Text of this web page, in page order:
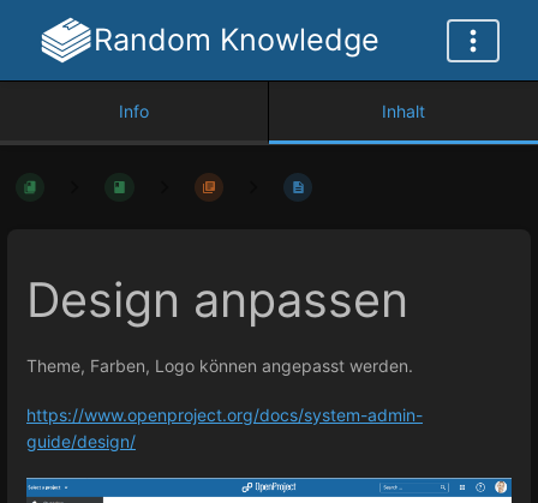
Random Knowledge
Info Inhalt
Design anpassen
Theme, Farben, Logo können angepasst werden.
https://www.openproject.org/docs/system-admin-
guide/design/